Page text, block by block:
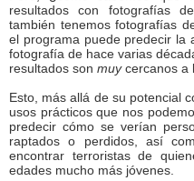
resultados con fotografías
también tenemos fotografías
el programa puede predecir la
fotografía de hace varias
resultados son muycercanos a
Esto, más allá de su potencial
usos prácticos que nos
predecir cómo se verían
raptados o perdidos, así
encontrar terroristas de
edades mucho más jóvenes.